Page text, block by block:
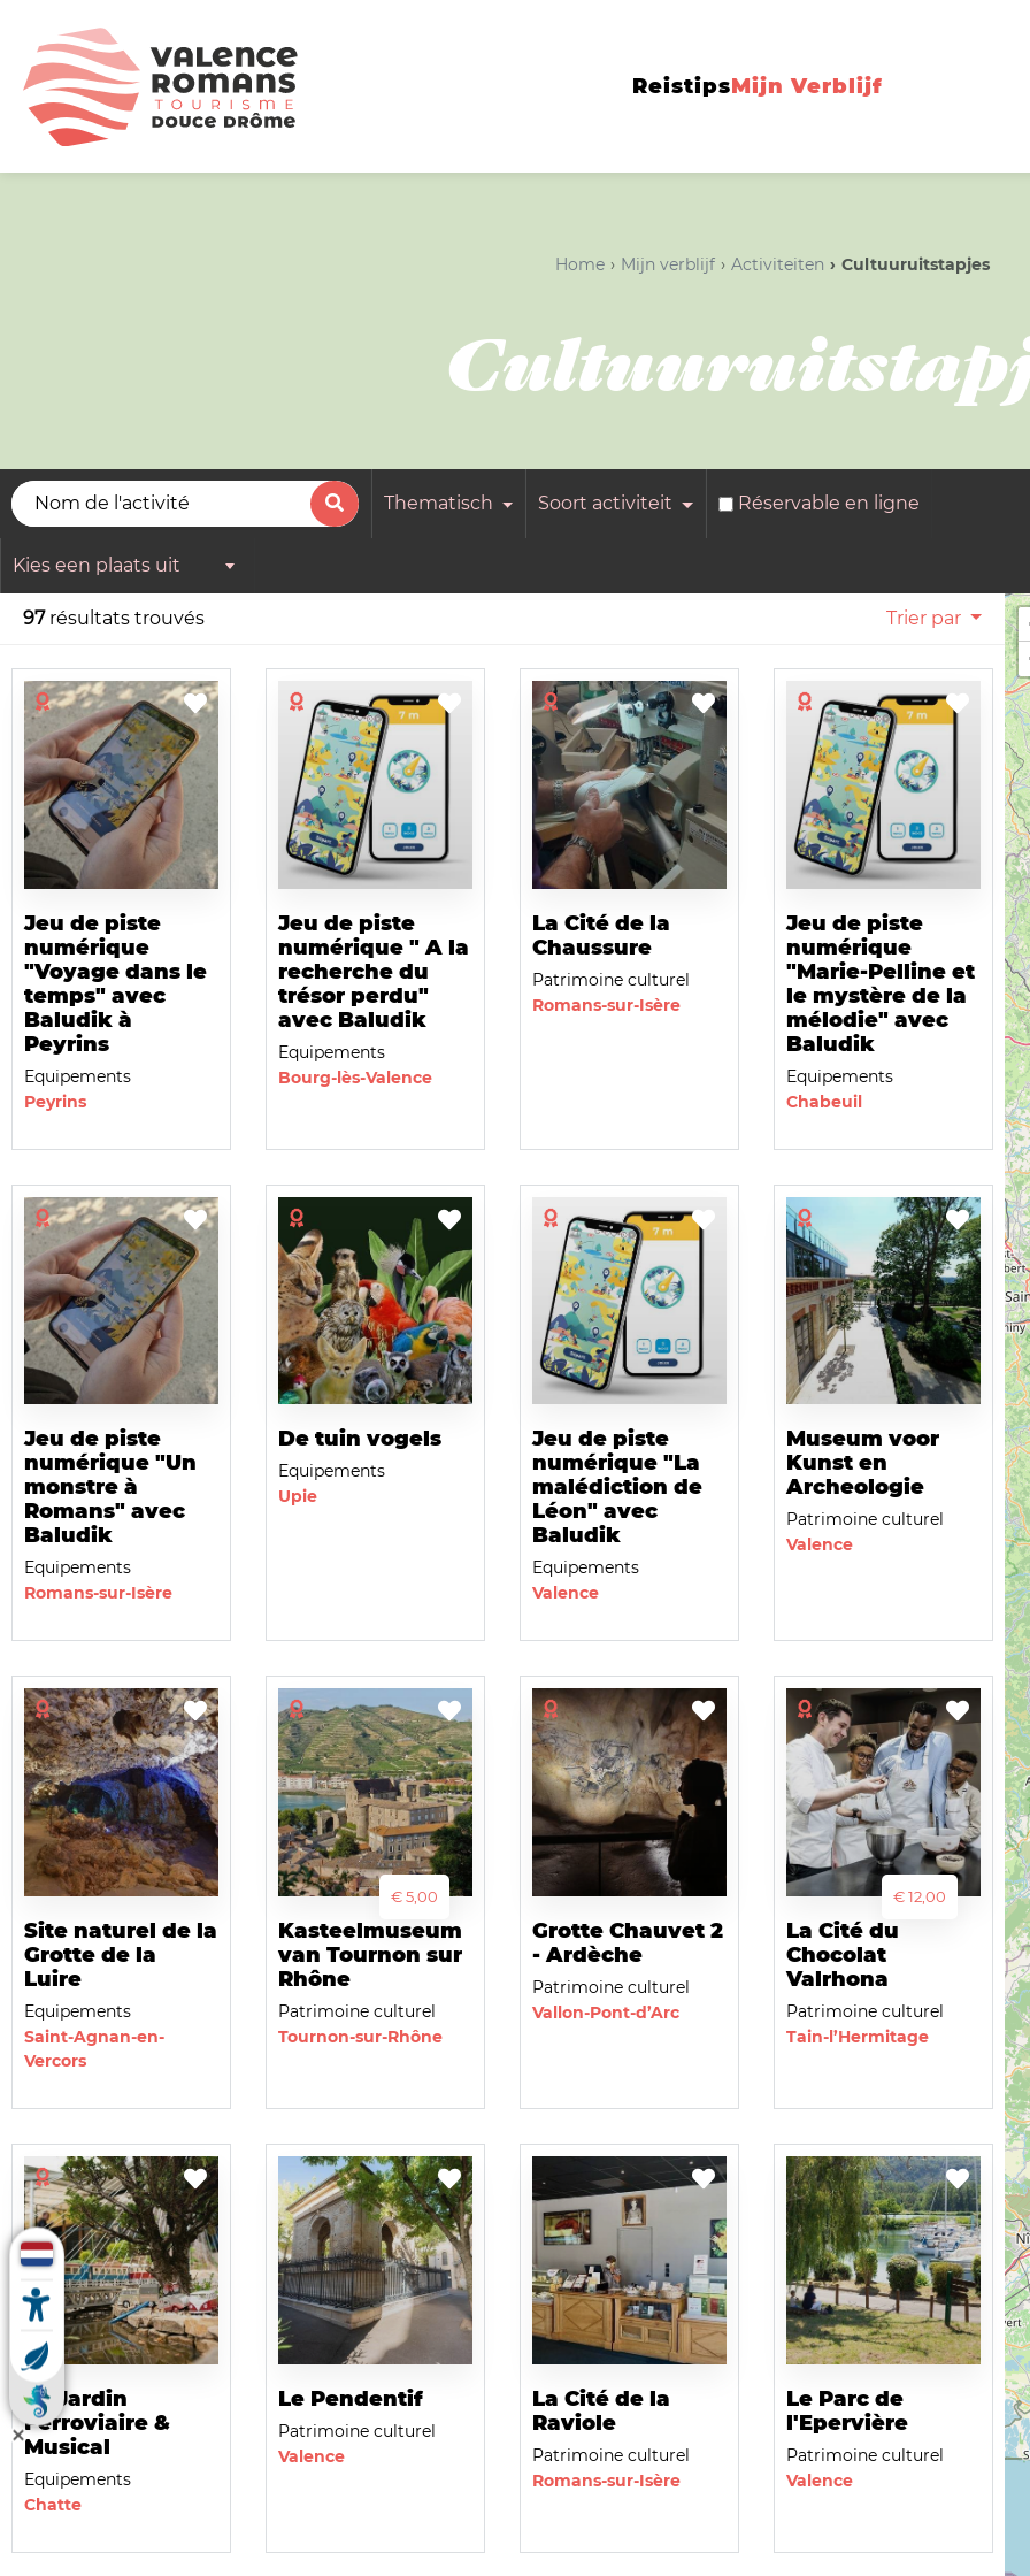
ReistipsMijn Verblijf
Home Mijn verblijf Activiteiten Cultuuruitstapjes
Thematisch Soort activiteit Réservable en ligne
Kies een plaats uit
97 résultats trouvés Trier par
Jeu de piste
numérique
"Voyage dans le
temps" avec
Baludik à
Peyrins
Equipements
Peyrins
Jeu de piste
numérique " A la
recherche du
trésor perdu"
avec Baludik
Equipements
Bourg-lès-Valence
La Cité de la
Chaussure
Patrimoine culturel
Romans-sur-Isère
Jeu de piste
numérique
"Marie-Pelline et
le mystère de la
mélodie" avec
Baludik
Equipements
Chabeuil
Jeu de piste
numérique "Un
monstre à
Romans" avec
Baludik
Equipements
Romans-sur-Isère
De tuin vogels
Equipements
Upie
Jeu de piste
numérique "La
malédiction de
Léon" avec
Baludik
Equipements
Valence
Museum voor
Kunst en
Archeologie
Patrimoine culturel
Valence
Site naturel de la
Grotte de la
Luire
Equipements
Saint-Agnan-en-
Vercors
€ 5,00
Kasteelmuseum
van Tournon sur
Rhône
Patrimoine culturel
Tournon-sur-Rhône
Grotte Chauvet 2
- Ardèche
Patrimoine culturel
Vallon-Pont-d’Arc
€ 12,00
La Cité du
Chocolat
Valrhona
Patrimoine culturel
Tain-l’Hermitage
Le Jardin
Ferroviaire &
Musical
Equipements
Chatte
Le Pendentif
Patrimoine culturel
Valence
La Cité de la
Raviole
Patrimoine culturel
Romans-sur-Isère
Le Parc de
l'Epervière
Patrimoine culturel
Valence